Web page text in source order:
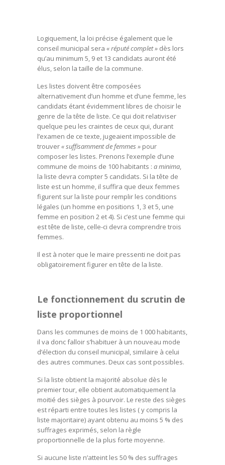
Logiquement, la loi précise également que le
conseil municipal sera « réputé complet » dès lors
qu’au minimum 5, 9 et 13 candidats auront été
élus, selon la taille de la commune.
Les listes doivent être composées
alternativement d’un homme et d’une femme, les
candidats étant évidemment libres de choisir le
genre de la tête de liste. Ce qui doit relativiser
quelque peu les craintes de ceux qui, durant
l’examen de ce texte, jugeaient impossible de
trouver« suffisamment de femmes » pour
composer les listes. Prenons l’exemple d’une
commune de moins de 100 habitants : a minima,
la liste devra compter 5 candidats. Si la tête de
liste est un homme, il suffira que deux femmes
figurent sur la liste pour remplir les conditions
légales (un homme en positions 1, 3 et 5, une
femme en position 2 et 4). Si c’est une femme qui
est tête de liste, celle-ci devra comprendre trois
femmes.
Il est à noter que le maire pressenti ne doit pas
obligatoirement figurer en tête de la liste.
Le fonctionnement du scrutin de
liste proportionnel
Dans les communes de moins de 1 000 habitants,
il va donc falloir s’habituer à un nouveau mode
d’élection du conseil municipal, similaire à celui
des autres communes. Deux cas sont possibles.
Si la liste obtient la majorité absolue dès le
premier tour, elle obtient automatiquement la
moitié des sièges à pourvoir. Le reste des sièges
est réparti entre toutes les listes ( y compris la
liste majoritaire) ayant obtenu au moins 5 % des
suffrages exprimés, selon la règle
proportionnelle de la plus forte moyenne.
Si aucune liste n’atteint les 50 % des suffrages